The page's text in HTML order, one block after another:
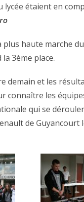
lycée étaient en
plus haute marche
la 3ème place.
demain et les
connaître les
qui se
de Guyancourt